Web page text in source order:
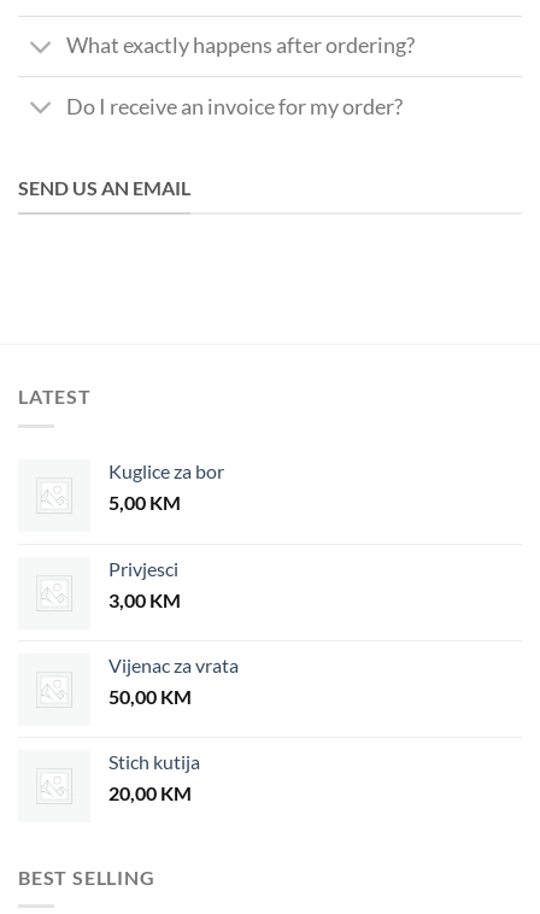
What exactly happens after ordering?
Do I receive an invoice for my order?
SEND US AN EMAIL
LATEST
Kuglice za bor
5,00 KM
Privjesci
3,00 KM
Vijenac za vrata
50,00 KM
Stich kutija
20,00 KM
BEST SELLING